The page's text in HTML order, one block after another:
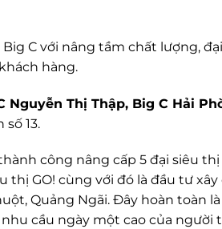
C với nâng tầm chất lượng,
hàng.
Nguyễn Thị Thập, Big C Hải
13.
công nâng cấp 5 đại siêu thị
thị GO! cùng với đó là đầu tư
Quảng Ngãi. Đây hoàn
cầu ngày một cao của